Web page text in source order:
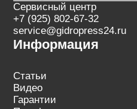
Сервисный центр
+7 (925) 802-67-32
service@gidropress24.ru
Информация
Статьи
Видео
Гарантии